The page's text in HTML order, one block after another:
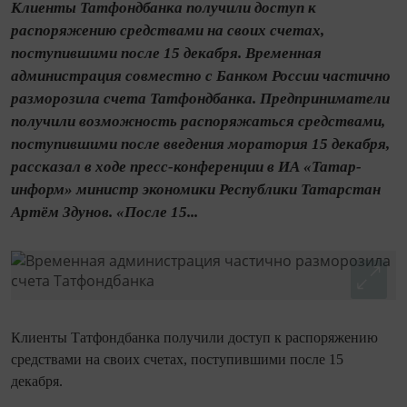
Клиенты Татфондбанка получили доступ к
распоряжению средствами на своих счетах,
поступившими после 15 декабря. Временная
администрация совместно с Банком России частично
разморозила счета Татфондбанка. Предприниматели
получили возможность распоряжаться средствами,
поступившими после введения моратория 15 декабря,
рассказал в ходе пресс-конференции в ИА «Татар-
информ» министр экономики Республики Татарстан
Артём Здунов. «После 15...
Клиенты Татфондбанка получили доступ к распоряжению
средствами на своих счетах, поступившими после 15
декабря.